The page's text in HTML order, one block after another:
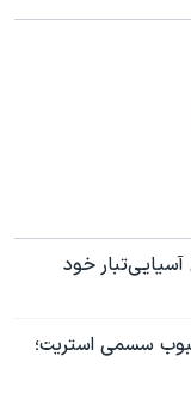
خود
سسمی استریت؛